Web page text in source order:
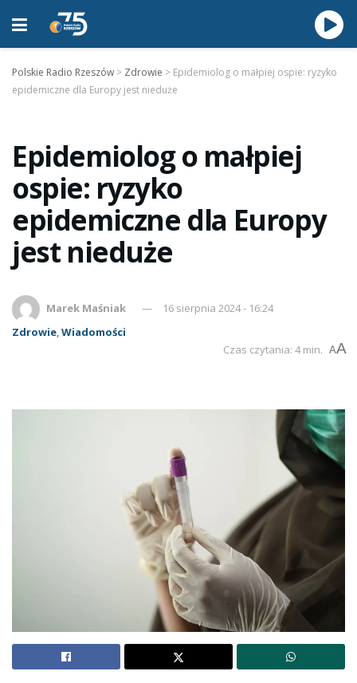
Polskie Radio Rzeszów > Zdrowie > Epidemiolog o małpiej ospie: ryzyko
epidemiczne dla Europy jest nieduże
Epidemiolog o małpiej
ospie: ryzyko
epidemiczne dla Europy
jest nieduże
Marek Maśniak
16 sierpnia 2024 - 16:24
Zdrowie,Wiadomości
Czas czytania: 4 min. AA